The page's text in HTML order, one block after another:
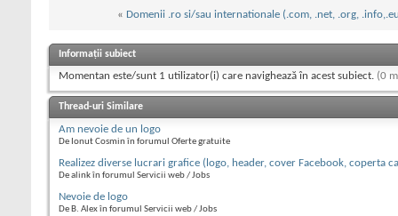
« Domenii .ro si/sau internationale (.com, .net, .org,
Informații subiect
Momentan este/sunt 1 utilizator(i) care navighează în acest subiect. (0
Thread-uri Similare
Am nevoie de un logo
De Ionut Cosmin în forumul Oferte gratuite
Realizez diverse lucrari grafice (logo, header, cover Facebook, coperta
De alink în forumul Servicii web / Jobs
Nevoie de logo
De B. Alex în forumul Servicii web / Jobs